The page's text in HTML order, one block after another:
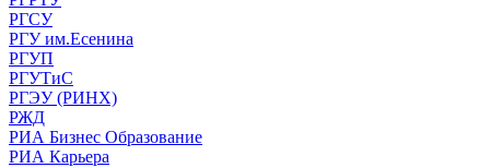
РГСУ
РГУ им.Есенина
РГУП
РГУТиС
РГЭУ (РИНХ)
РЖД
РИА Бизнес Образование
РИА Карьера